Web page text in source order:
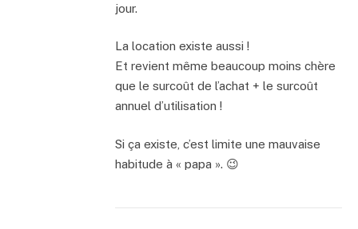
jour.
La location existe aussi !
Et revient même beaucoup moins chère
que le surcoût de l’achat + le surcoût
annuel d’utilisation !
Si ça existe, c’est limite une mauvaise
habitude à « papa ». 😉